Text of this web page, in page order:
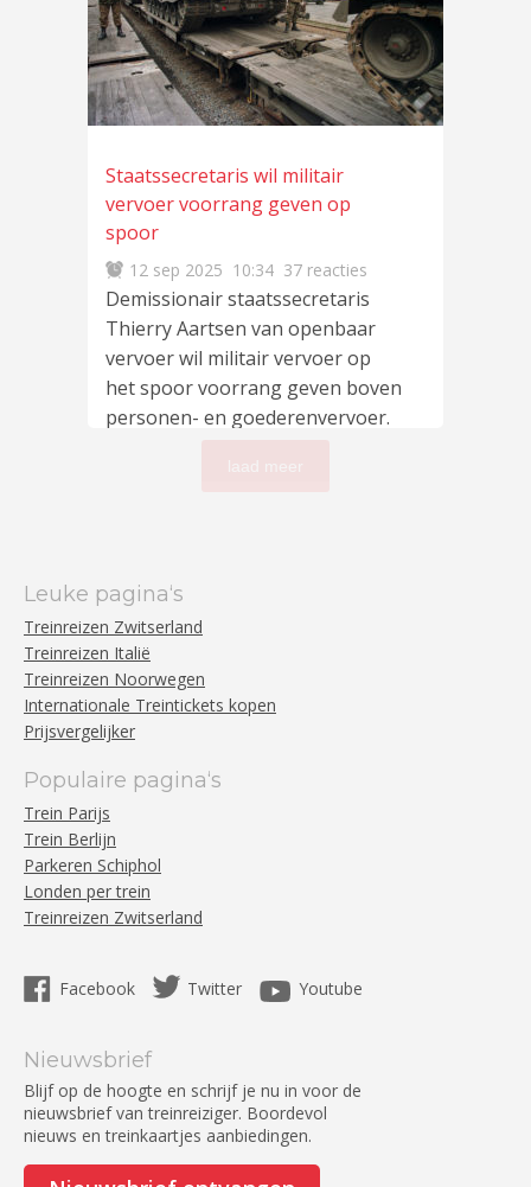
Staatssecretaris wil militair
vervoer voorrang geven op
spoor
12 sep 2025 10:34 37 reacties
Demissionair staatssecretaris
Thierry Aartsen van openbaar
vervoer wil militair vervoer op
het spoor voorrang geven boven
personen- en goederenvervoer.
Leuke pagina‘s
Treinreizen Zwitserland
Treinreizen Italië
Treinreizen Noorwegen
Internationale Treintickets kopen
Prijsvergelijker
Populaire pagina‘s
Trein Parijs
Trein Berlijn
Parkeren Schiphol
Londen per trein
Treinreizen Zwitserland
Facebook Twitter Youtube
Nieuwsbrief
Blijf op de hoogte en schrijf je nu in voor de
nieuwsbrief van treinreiziger. Boordevol
nieuws en treinkaartjes aanbiedingen.